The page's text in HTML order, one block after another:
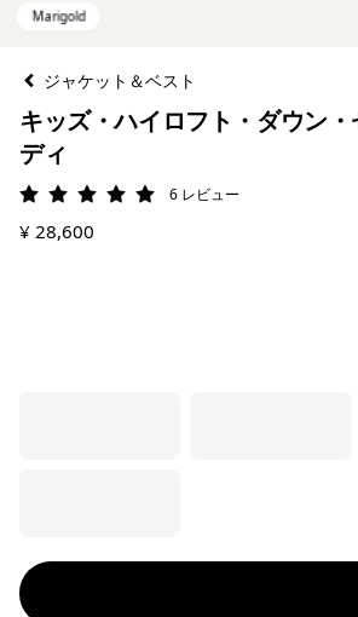
ジャケット＆ベスト
キッズ・ハイロフト・ダウン
ディ
評価: 5 / 5 6 レビュー
¥ 28,600